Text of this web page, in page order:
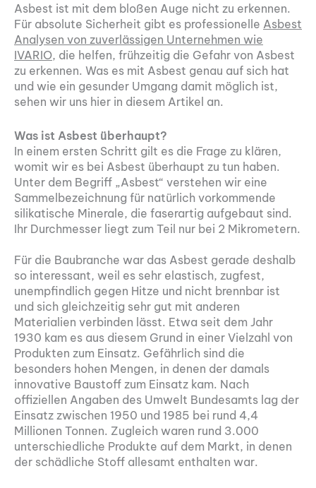
Asbest ist mit dem bloßen Auge nicht zu erkennen.
Für absolute Sicherheit gibt es professionelle Asbest
Analysen von zuverlässigen Unternehmen wie
IVARIO, die helfen, frühzeitig die Gefahr von Asbest
zu erkennen. Was es mit Asbest genau auf sich hat
und wie ein gesunder Umgang damit möglich ist,
sehen wir uns hier in diesem Artikel an.
Was ist Asbest überhaupt?
In einem ersten Schritt gilt es die Frage zu klären,
womit wir es bei Asbest überhaupt zu tun haben.
Unter dem Begriff „Asbest“ verstehen wir eine
Sammelbezeichnung für natürlich vorkommende
silikatische Minerale, die faserartig aufgebaut sind.
Ihr Durchmesser liegt zum Teil nur bei 2 Mikrometern.
Für die Baubranche war das Asbest gerade deshalb
so interessant, weil es sehr elastisch, zugfest,
unempfindlich gegen Hitze und nicht brennbar ist
und sich gleichzeitig sehr gut mit anderen
Materialien verbinden lässt. Etwa seit dem Jahr
1930 kam es aus diesem Grund in einer Vielzahl von
Produkten zum Einsatz. Gefährlich sind die
besonders hohen Mengen, in denen der damals
innovative Baustoff zum Einsatz kam. Nach
offiziellen Angaben des Umwelt Bundesamts lag der
Einsatz zwischen 1950 und 1985 bei rund 4,4
Millionen Tonnen. Zugleich waren rund 3.000
unterschiedliche Produkte auf dem Markt, in denen
der schädliche Stoff allesamt enthalten war.